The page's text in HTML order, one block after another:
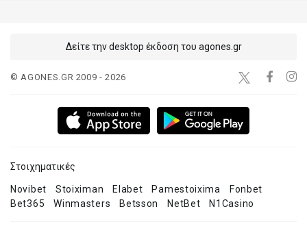
Δείτε την desktop έκδοση του agones.gr
© AGONES.GR 2009 - 2026
Στοιχηματικές
Novibet Stoiximan Elabet Pamestoixima
Fonbet
Bet365
Winmasters Betsson NetBet N1Casino